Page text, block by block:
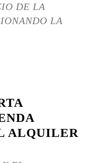
DE LA
LA
ALQUILER